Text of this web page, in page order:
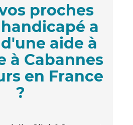
proches
a
aide à
à Cabannes
en France
?